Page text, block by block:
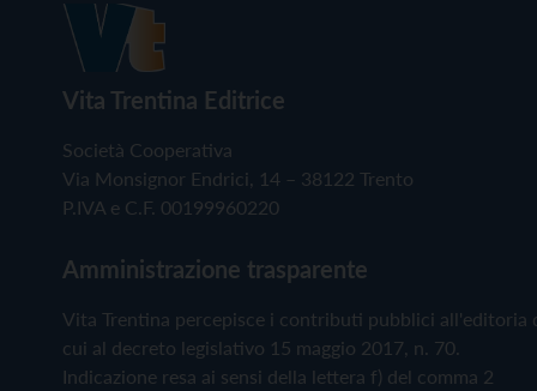
Vita Trentina Editrice
Società Cooperativa
Via Monsignor Endrici, 14 – 38122 Trento
P.IVA e C.F. 00199960220
Amministrazione trasparente
Vita Trentina percepisce i contributi pubblici all'editoria
cui al decreto legislativo 15 maggio 2017, n. 70.
Indicazione resa ai sensi della lettera f) del comma 2